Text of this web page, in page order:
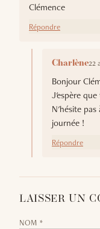
Clémence
Répondre
Charlène22
Bonjour
J'espère
N'hésite
journée !
Répondre
LAISSER UN
NOM *